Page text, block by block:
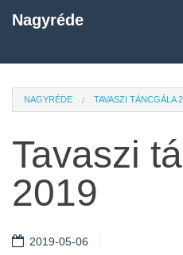
Nagyréde
NAGYRÉDE TAVASZI TÁNCGÁLA
Tavaszi
2019
2019-05-06